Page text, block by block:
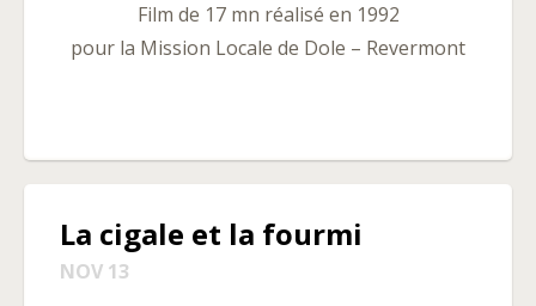
Film de 17 mn réalisé en 1992
pour la Mission Locale de Dole – Revermont
La cigale et la fourmi
NOV 13